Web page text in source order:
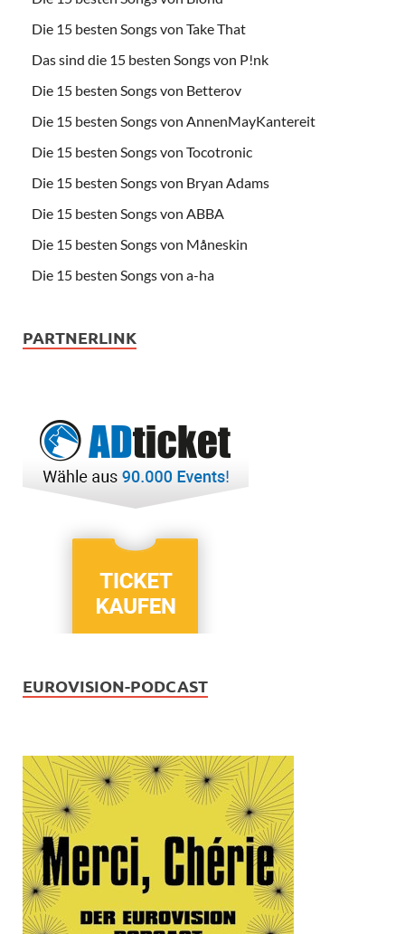
Die 15 besten Songs von Take That
Das sind die 15 besten Songs von P!nk
Die 15 besten Songs von Betterov
Die 15 besten Songs von AnnenMayKantereit
Die 15 besten Songs von Tocotronic
Die 15 besten Songs von Bryan Adams
Die 15 besten Songs von ABBA
Die 15 besten Songs von Måneskin
Die 15 besten Songs von a-ha
PARTNERLINK
EUROVISION-PODCAST